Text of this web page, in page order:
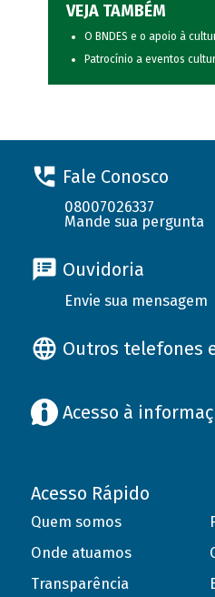
VEJA TAMBÉM
O BNDES e o apoio à
Patrocínio a eventos
Fale Conosco
08007026337
Mande sua pergunta
Ouvidoria
Envie sua mensagem
Outros telefones
Acesso à
Acesso Rápido
Quem somos
Onde atuamos
Transparência